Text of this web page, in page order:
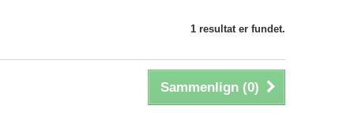
1 resultat er fundet.
Sammenlign (0)